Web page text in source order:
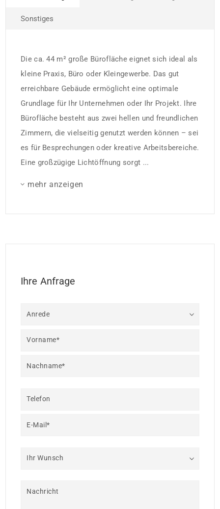
Sonstiges
Die ca. 44 m² große Bürofläche eignet sich ideal als
kleine Praxis, Büro oder Kleingewerbe. Das gut
erreichbare Gebäude ermöglicht eine optimale
Grundlage für Ihr Unternehmen oder Ihr Projekt. Ihre
Bürofläche besteht aus zwei hellen und freundlichen
Zimmern, die vielseitig genutzt werden können – sei
es für Besprechungen oder kreative Arbeitsbereiche.
Eine großzügige Lichtöffnung sorgt ...
mehr anzeigen
Ihre Anfrage
Anrede
Vorname*
Nachname*
Telefon
E-Mail*
Ihr Wunsch
Nachricht